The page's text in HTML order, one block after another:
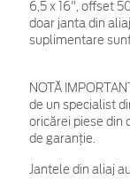
6,5 x 16", offset
doar janta din
suplimentare
NOTĂ
de un specialist
oricărei piese din
de garanţie.
Jantele din aliaj